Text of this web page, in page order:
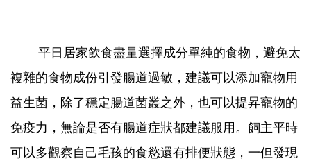
平日居家飲食盡量選擇成分單純的食物，避免太
複雜的食物成份引發腸道過敏，建議可以添加寵物用
益生菌，除了穩定腸道菌叢之外，也可以提昇寵物的
免疫力，無論是否有腸道症狀都建議服用。飼主平時
可以多觀察自己毛孩的食慾還有排便狀態，一但發現